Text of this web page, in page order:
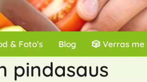
& Foto’s Blog 🎲 Verras me
pindasaus